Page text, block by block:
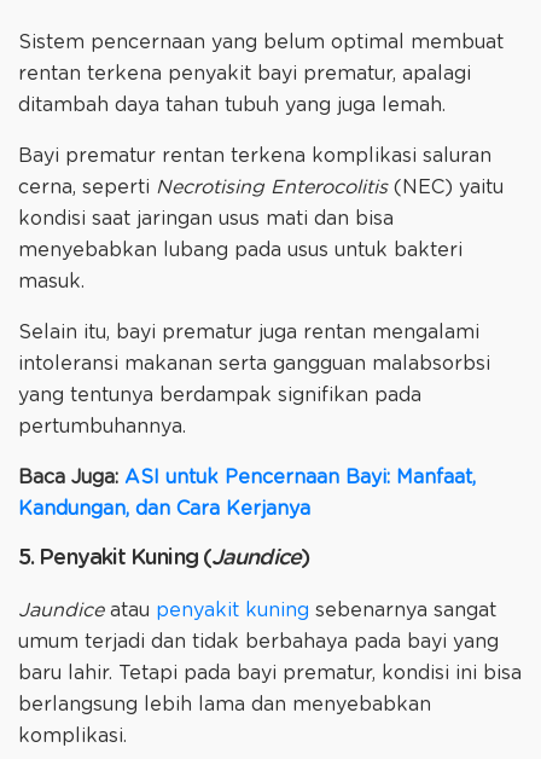
Sistem pencernaan yang belum optimal membuat
rentan terkena penyakit bayi prematur, apalagi
ditambah daya tahan tubuh yang juga lemah.
Bayi prematur rentan terkena komplikasi saluran
cerna, seperti Necrotising Enterocolitis(NEC) yaitu
kondisi saat jaringan usus mati dan bisa
menyebabkan lubang pada usus untuk bakteri
masuk.
Selain itu, bayi prematur juga rentan mengalami
intoleransi makanan serta gangguan malabsorbsi
yang tentunya berdampak signifikan pada
pertumbuhannya.
Baca Juga: ASI untuk Pencernaan Bayi: Manfaat,
Kandungan, dan Cara Kerjanya
5. Penyakit Kuning (Jaundice)
Jaundiceatau penyakit kuning sebenarnya sangat
umum terjadi dan tidak berbahaya pada bayi yang
baru lahir. Tetapi pada bayi prematur, kondisi ini bisa
berlangsung lebih lama dan menyebabkan
komplikasi.